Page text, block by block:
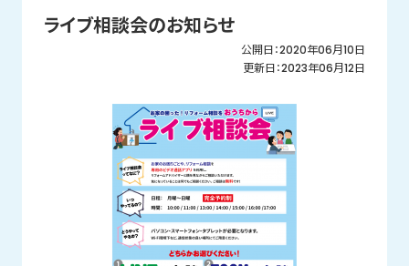
ライブ相談会のお知らせ
公開日：2020年06月10日
更新日：2023年06月12日